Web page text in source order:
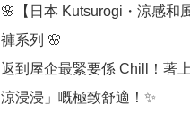
🌸【日本 Kutsurogi・涼感和
褲系列 🌸
返到屋企最緊要係 Chill！著
涼浸浸」嘅極致舒適！✨